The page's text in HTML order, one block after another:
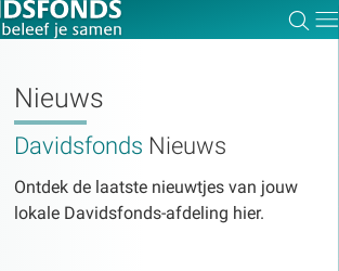
Nieuws
Davidsfonds Nieuws
Ontdek de laatste nieuwtjes van jouw
lokale Davidsfonds-afdeling hier.